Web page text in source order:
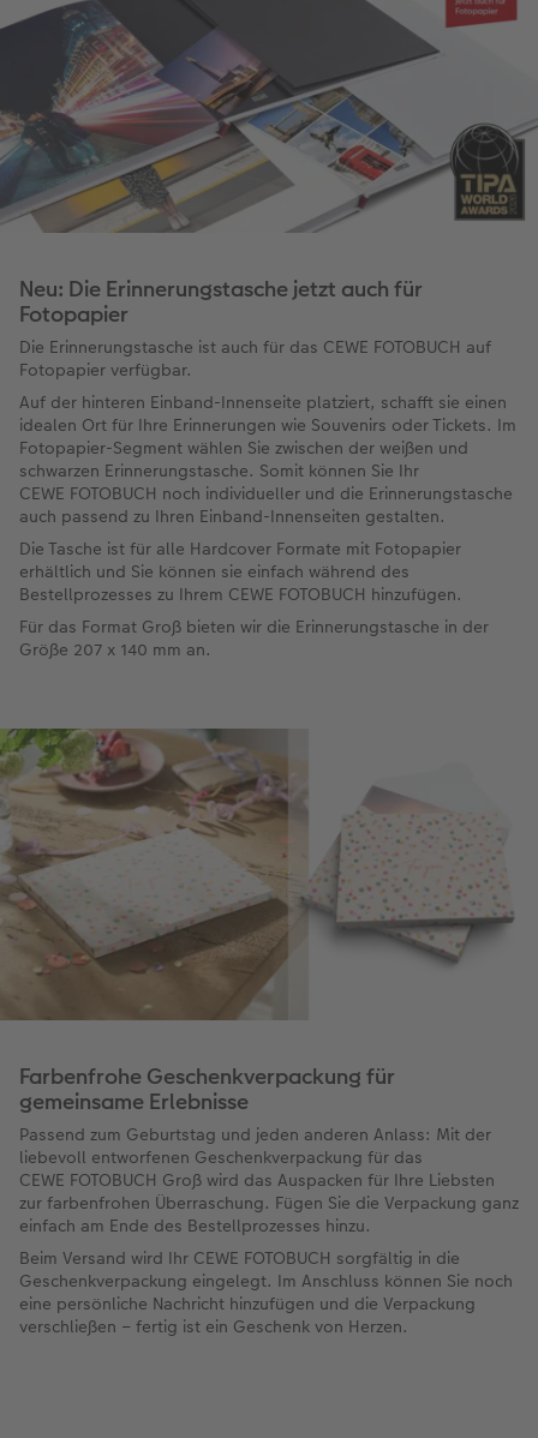
Neu: Die Erinnerungstasche jetzt auch für
Fotopapier
Die Erinnerungstasche ist auch für das CEWE FOTOBUCH auf
Fotopapier verfügbar.
Auf der hinteren Einband-Innenseite platziert, schafft sie einen
idealen Ort für Ihre Erinnerungen wie Souvenirs oder Tickets. Im
Fotopapier-Segment wählen Sie zwischen der weißen und
schwarzen Erinnerungstasche. Somit können Sie Ihr
CEWE FOTOBUCH noch individueller und die Erinnerungstasche
auch passend zu Ihren Einband-Innenseiten gestalten.
Die Tasche ist für alle Hardcover Formate mit Fotopapier
erhältlich und Sie können sie einfach während des
Bestellprozesses zu Ihrem CEWE FOTOBUCH hinzufügen.
Für das Format Groß bieten wir die Erinnerungstasche in der
Größe 207 x 140 mm an.
Farbenfrohe Geschenkverpackung für
gemeinsame Erlebnisse
Passend zum Geburtstag und jeden anderen Anlass: Mit der
liebevoll entworfenen Geschenkverpackung für das
CEWE FOTOBUCH Groß wird das Auspacken für Ihre Liebsten
zur farbenfrohen Überraschung. Fügen Sie die Verpackung ganz
einfach am Ende des Bestellprozesses hinzu.
Beim Versand wird Ihr CEWE FOTOBUCH sorgfältig in die
Geschenkverpackung eingelegt. Im Anschluss können Sie noch
eine persönliche Nachricht hinzufügen und die Verpackung
verschließen – fertig ist ein Geschenk von Herzen.